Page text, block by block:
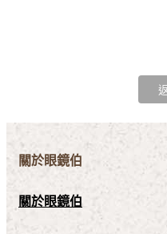
關於眼鏡伯
關於眼鏡伯